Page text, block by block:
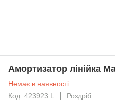
Амортизатор лінійка
Немає в наявності
Код: 423923.L
Роздріб